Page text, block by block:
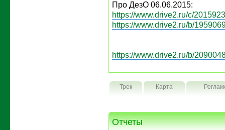
Про ДезО 06.06.2015:
https://www.drive2.ru/c/
https://www.drive2.ru/b/
https://www.drive2.ru/b/
Трек Карта
Отчеты